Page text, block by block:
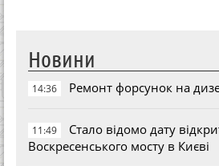
Новини
14:36 Ремонт форсунок на
11:49
Стало відомо дату
Воскресенського мосту в Києві